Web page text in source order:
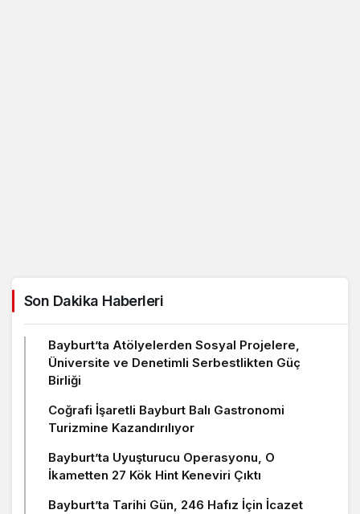
Son Dakika Haberleri
Bayburt’ta Atölyelerden Sosyal Projelere,
Üniversite ve Denetimli Serbestlikten Güç
Birliği
Coğrafi İşaretli Bayburt Balı Gastronomi
Turizmine Kazandırılıyor
Bayburt’ta Uyuşturucu Operasyonu, O
İkametten 27 Kök Hint Keneviri Çıktı
Bayburt’ta Tarihi Gün, 246 Hafız İçin İcazet